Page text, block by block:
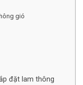
gió
đặt lam thông